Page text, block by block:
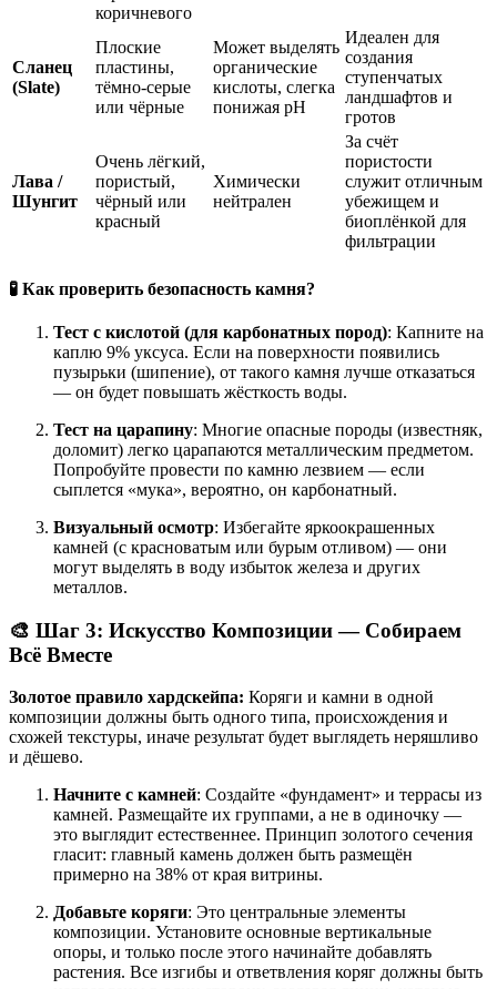
коричневого
Сланец
(Slate)
Плоские
пластины,
тёмно-серые
или чёрные
Может выделять
органические
кислоты, слегка
понижая pH
Идеален для
создания
ступенчатых
ландшафтов и
гротов
Лава /
Шунгит
Очень лёгкий,
пористый,
чёрный или
красный
Химически
нейтрален
За счёт
пористости
служит отличным
убежищем и
биоплёнкой для
фильтрации
🧪 Как проверить безопасность камня?
Тест с кислотой (для карбонатных пород): Капните на
каплю 9% уксуса. Если на поверхности появились
пузырьки (шипение), от такого камня лучше отказаться
— он будет повышать жёсткость воды.
Тест на царапину: Многие опасные породы (известняк,
доломит) легко царапаются металлическим предметом.
Попробуйте провести по камню лезвием — если
сыплется «мука», вероятно, он карбонатный.
Визуальный осмотр: Избегайте яркоокрашенных
камней (с красноватым или бурым отливом) — они
могут выделять в воду избыток железа и других
металлов.
🎨 Шаг 3: Искусство Композиции — Собираем
Всё Вместе
Золотое правило хардскейпа: Коряги и камни в одной
композиции должны быть одного типа, происхождения и
схожей текстуры, иначе результат будет выглядеть неряшливо
и дёшево.
Начните с камней: Создайте «фундамент» и террасы из
камней. Размещайте их группами, а не в одиночку —
это выглядит естественнее. Принцип золотого сечения
гласит: главный камень должен быть размещён
примерно на 38% от края витрины.
Добавьте коряги: Это центральные элементы
композиции. Установите основные вертикальные
опоры, и только после этого начинайте добавлять
растения. Все изгибы и ответвления коряг должны быть